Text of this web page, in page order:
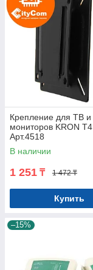
Крепление для ТВ и
мониторов KRON T4
Арт.4518
В наличии
1 251 ₸ 1 472 ₸
Купить
–15%